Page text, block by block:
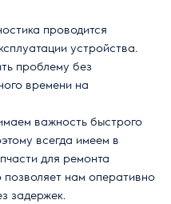
проводится
устройства.
проблему без
времени на
важность быстрого
всегда имеем в
для ремонта
позволяет нам оперативно
задержек.